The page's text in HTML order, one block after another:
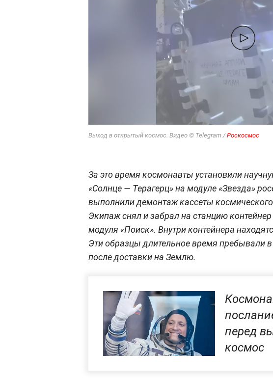
Выход в открытый космос. Видео © Telegram /Роскосмос
За это время космонавты установили
«Солнце — Терагерц» на модуле «Звезда»
выполнили демонтаж кассеты
Экипаж снял и забрал на станцию
модуля «Поиск». Внутри контейнера
Эти образцы длительное время пребывали
после доставки на Землю.
перед
космос